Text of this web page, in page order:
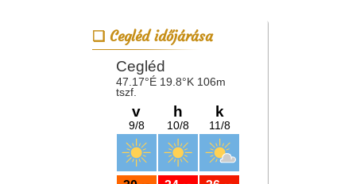
Cegléd időjárása